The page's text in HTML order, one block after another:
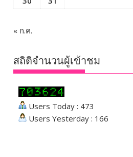
« ก.ค.
สถิติจำนวนผู้เข้าชม
Users Today : 473
Users Yesterday : 166